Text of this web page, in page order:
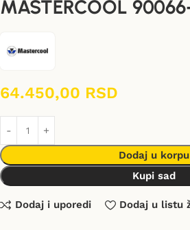
MASTERCOOL
64.450,00 RSD
Dodaj u korpu
Kupi sad
Dodaj i uporedi Dodaj u listu